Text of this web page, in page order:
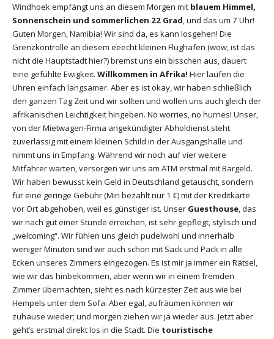
Windhoek empfängt uns an diesem Morgen mit blauem Himmel,
Sonnenschein und sommerlichen 22 Grad, und das um 7 Uhr!
Guten Morgen, Namibia! Wir sind da, es kann losgehen! Die
Grenzkontrolle an diesem eeecht kleinen Flughafen (wow, ist das
nicht die Hauptstadt hier?) bremst uns ein bisschen aus, dauert
eine gefühlte Ewigkeit. Willkommen in Afrika! Hier laufen die
Uhren einfach langsamer. Aber es ist okay, wir haben schließlich
den ganzen Tag Zeit und wir sollten und wollen uns auch gleich der
afrikanischen Leichtigkeit hingeben. No worries, no hurries! Unser,
von der Mietwagen-Firma angekündigter Abholdienst steht
zuverlässig mit einem kleinen Schild in der Ausgangshalle und
nimmt uns in Empfang. Während wir noch auf vier weitere
Mitfahrer warten, versorgen wir uns am ATM erstmal mit Bargeld.
Wir haben bewusst kein Geld in Deutschland getauscht, sondern
für eine geringe Gebühr (Miri bezahlt nur 1 €) mit der Kreditkarte
vor Ort abgehoben, weil es günstiger ist. Unser Guesthouse, das
wir nach gut einer Stunde erreichen, ist sehr gepflegt, stylisch und
„welcoming“. Wir fühlen uns gleich pudelwohl und innerhalb
weniger Minuten sind wir auch schon mit Sack und Pack in alle
Ecken unseres Zimmers eingezogen. Es ist mir ja immer ein Rätsel,
wie wir das hinbekommen, aber wenn wir in einem fremden
Zimmer übernachten, sieht es nach kürzester Zeit aus wie bei
Hempels unter dem Sofa. Aber egal, aufräumen können wir
zuhause wieder; und morgen ziehen wir ja wieder aus. Jetzt aber
geht’s erstmal direkt los in die Stadt. Die touristische